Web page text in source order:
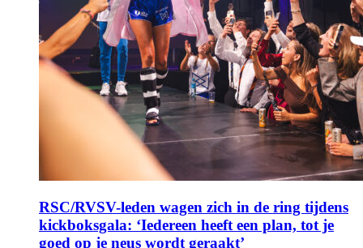
RSC/RVSV-leden wagen zich in de ring tijdens
kickboksgala: ‘Iedereen heeft een plan, tot je
goed op je neus wordt geraakt’